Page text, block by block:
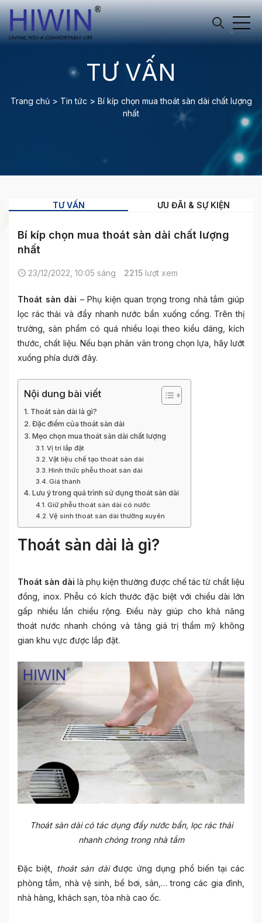
TƯ VẤN
Trang chủ> Tin tức > Bí kíp chọn mua thoát sàn dài chất lượng
nhất
TƯ VẤN ƯU ĐÃI & SỰ KIỆN
Bí kíp chọn mua thoát sàn dài chất lượng
nhất
23/12/2022, 10:05 sáng 2215 lượt xem
Thoát sàn dài – Phụ kiện quan trọng trong nhà tắm giúp
lọc rác thải và đẩy nhanh nước bẩn xuống cống. Trên thị
trường, sản phẩm có quá nhiều loại theo kiểu dáng, kích
thước, chất liệu. Nếu bạn phân vân trong chọn lựa, hãy lướt
xuống phía dưới đây.
Nội dung bài viết
Thoát sàn dài là gì?
Đặc điểm của thoát sàn dài
Mẹo chọn mua thoát sàn dài chất lượng
Vị trí lắp đặt
Vật liệu chế tạo thoát sàn dài
Hình thức phễu thoát sàn dài
Giá thành
Lưu ý trong quá trình sử dụng thoát sàn dài
Giữ phễu thoát sàn dài có nước
Vệ sinh thoát sàn dài thường xuyên
Thoát sàn dài là gì?
Thoát sàn dài là phụ kiện thường được chế tác từ chất liệu
đồng, inox. Phễu có kích thước đặc biệt với chiều dài lớn
gấp nhiều lần chiều rộng. Điều này giúp cho khả năng
thoát nước nhanh chóng và tăng giá trị thẩm mỹ không
gian khu vực được lắp đặt.
Thoát sàn dài có tác dụng đẩy nước bẩn, lọc rác thải
nhanh chóng trong nhà tắm
Đặc biệt, thoát sàn dàiđược ứng dụng phổ biến tại các
phòng tắm, nhà vệ sinh, bể bơi, sân,… trong các gia đình,
nhà hàng, khách sạn, tòa nhà cao ốc.